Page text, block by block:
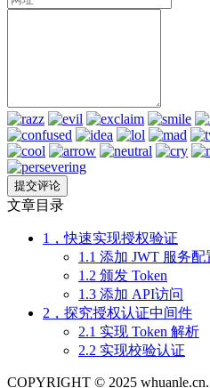
文章目录
1，快速实现授权验证
1.1 添加 JWT 服务配
1.2 颁发 Token
1.3 添加 API访问
2，探究授权认证中间件
2.1 实现 Token 解析
2.2 实现校验认证
COPYRIGHT © 2025